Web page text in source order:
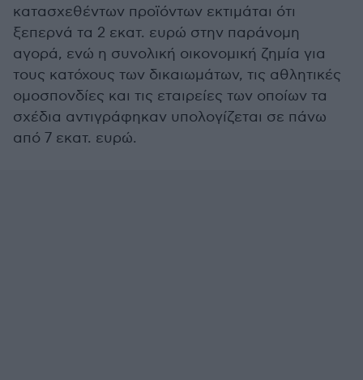
κατασχεθέντων προϊόντων εκτιμάται ότι
ξεπερνά τα 2 εκατ. ευρώ στην παράνομη
αγορά, ενώ η συνολική οικονομική ζημία για
τους κατόχους των δικαιωμάτων, τις αθλητικές
ομοσπονδίες και τις εταιρείες των οποίων τα
σχέδια αντιγράφηκαν υπολογίζεται σε πάνω
από 7 εκατ. ευρώ.